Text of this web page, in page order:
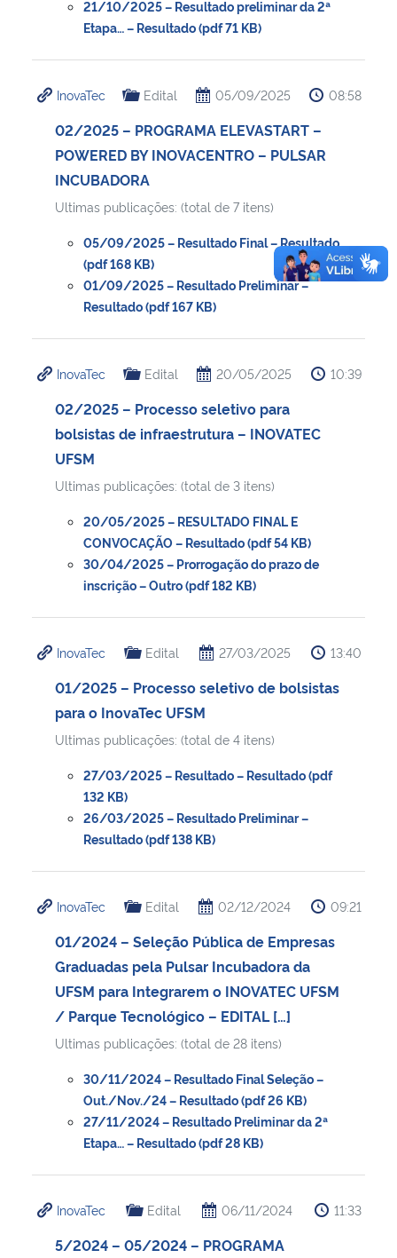
21/10/2025 – Resultado preliminar da 2ª
Etapa… – Resultado (pdf 71 KB)
InovaTec Edital 05/09/2025 08:58
02/2025 – PROGRAMA ELEVASTART –
POWERED BY INOVACENTRO – PULSAR
INCUBADORA
Ultimas publicações: (total de 7 itens)
05/09/2025 – Resultado Final – Resultado
(pdf 168 KB)
01/09/2025 – Resultado Preliminar –
Resultado (pdf 167 KB)
InovaTec Edital 20/05/2025 10:39
02/2025 – Processo seletivo para
bolsistas de infraestrutura – INOVATEC
UFSM
Ultimas publicações: (total de 3 itens)
20/05/2025 – RESULTADO FINAL E
CONVOCAÇÃO – Resultado (pdf 54 KB)
30/04/2025 – Prorrogação do prazo de
inscrição – Outro (pdf 182 KB)
InovaTec Edital 27/03/2025 13:40
01/2025 – Processo seletivo de bolsistas
para o InovaTec UFSM
Ultimas publicações: (total de 4 itens)
27/03/2025 – Resultado – Resultado (pdf
132 KB)
26/03/2025 – Resultado Preliminar –
Resultado (pdf 138 KB)
InovaTec Edital 02/12/2024 09:21
01/2024 – Seleção Pública de Empresas
Graduadas pela Pulsar Incubadora da
UFSM para Integrarem o INOVATEC UFSM
/ Parque Tecnológico – EDITAL […]
Ultimas publicações: (total de 28 itens)
30/11/2024 – Resultado Final Seleção –
Out./Nov./24 – Resultado (pdf 26 KB)
27/11/2024 – Resultado Preliminar da 2ª
Etapa… – Resultado (pdf 28 KB)
InovaTec Edital 06/11/2024 11:33
5/2024 – 05/2024 – PROGRAMA